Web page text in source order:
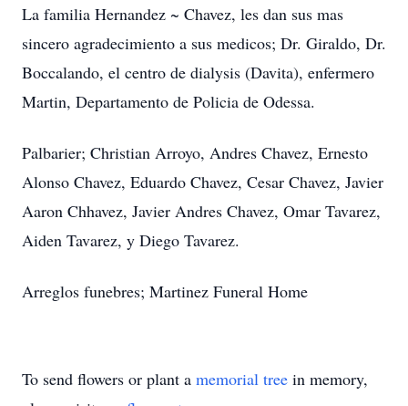
La familia Hernandez ~ Chavez, les dan sus mas
sincero agradecimiento a sus medicos; Dr. Giraldo, Dr.
Boccalando, el centro de dialysis (Davita), enfermero
Martin, Departamento de Policia de Odessa.
Palbarier; Christian Arroyo, Andres Chavez, Ernesto
Alonso Chavez, Eduardo Chavez, Cesar Chavez, Javier
Aaron Chhavez, Javier Andres Chavez, Omar Tavarez,
Aiden Tavarez, y Diego Tavarez.
Arreglos funebres; Martinez Funeral Home
To send flowers or plant a memorial tree in memory,